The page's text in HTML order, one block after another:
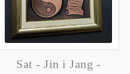
Sat - Jin i Jang -